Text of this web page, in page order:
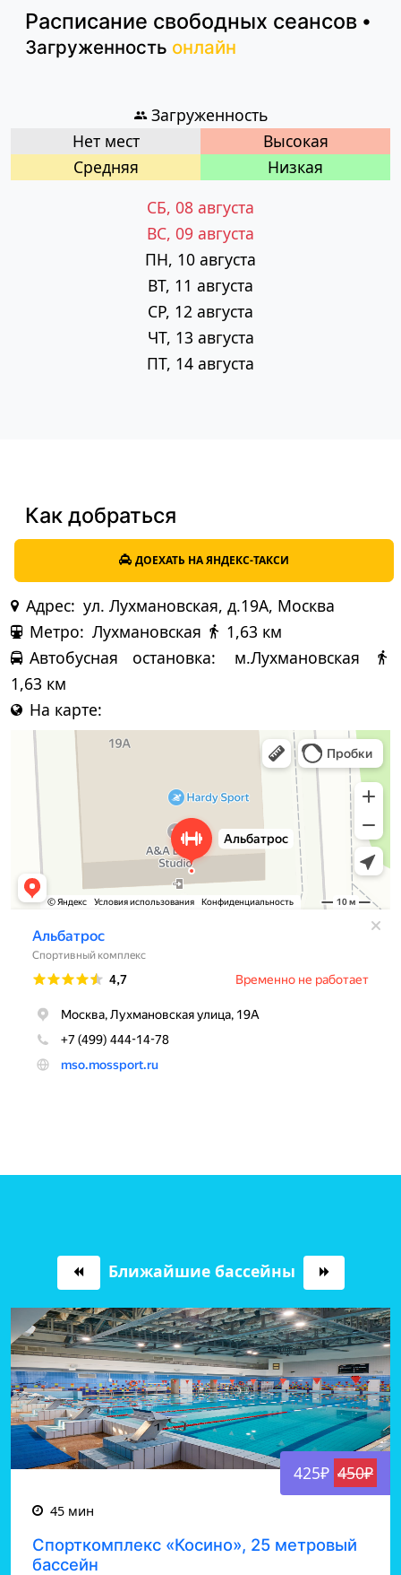
Расписание свободных сеансов •
Загруженность онлайн
Загруженность
Нет мест
Высокая
Cредняя
Низкая
СБ, 08 августа
ВС, 09 августа
ПН, 10 августа
ВТ, 11 августа
СР, 12 августа
ЧТ, 13 августа
ПТ, 14 августа
Как добраться
ДОЕХАТЬ НА ЯНДЕКС-ТАКСИ
Адрес: ул. Лухмановская, д.19А, Москва
Метро: Лухмановская
1,63 км
Автобусная остановка:
м.Лухмановская
1,63 км
На карте:
Ближайшие бассейны
425₽ 450₽
45 мин
Спорткомплекс «Косино», 25 метровый
бассейн